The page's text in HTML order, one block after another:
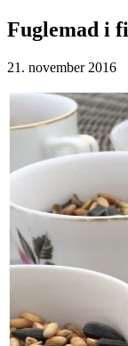
Fuglemad i
21. november 2016